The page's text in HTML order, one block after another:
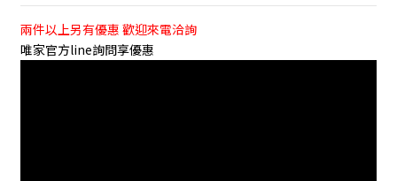
兩件以上另有優惠 歡迎來電洽詢
唯家官方line詢問享優惠